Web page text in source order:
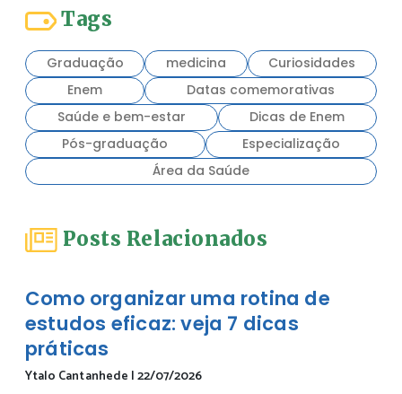
Tags
Graduação medicina
Curiosidades
Enem
Datas comemorativas
Saúde e bem-estar
Dicas de Enem
Pós-graduação
Especialização
Área da Saúde
Posts Relacionados
Como organizar uma rotina de
estudos eficaz: veja 7 dicas
práticas
Ytalo Cantanhede |22/07/2026